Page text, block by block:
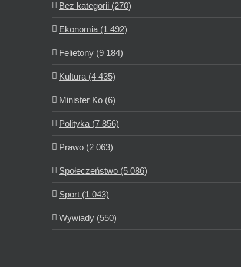
Bez kategorii (270)
Ekonomia (1 492)
Felietony (9 184)
Kultura (4 435)
Minister Ko (6)
Polityka (7 856)
Prawo (2 063)
Społeczeństwo (5 086)
Sport (1 043)
Wywiady (550)